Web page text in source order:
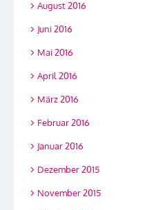
August 2016
Juni 2016
Mai 2016
April 2016
März 2016
Februar 2016
Januar 2016
Dezember 2015
November 2015